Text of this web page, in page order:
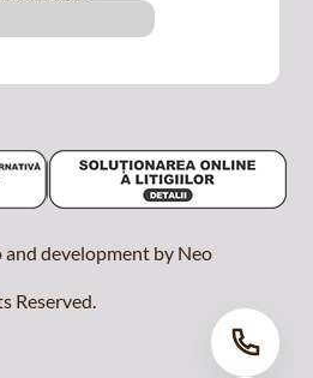
development by Neo
Reserved.